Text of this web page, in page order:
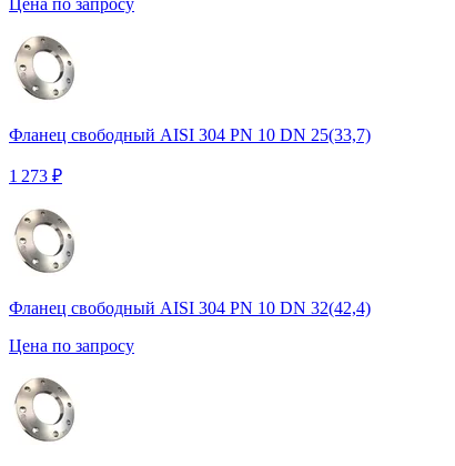
Цена по запросу
Фланец свободный AISI 304 PN 10 DN 25(33,7)
1 273 ₽
Фланец свободный AISI 304 PN 10 DN 32(42,4)
Цена по запросу